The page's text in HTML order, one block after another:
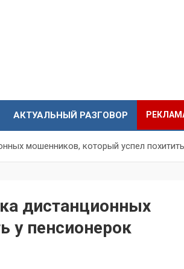
АКТУАЛЬНЫЙ РАЗГОВОР
мошенников, который успел
дистанционных
у пенсионерок